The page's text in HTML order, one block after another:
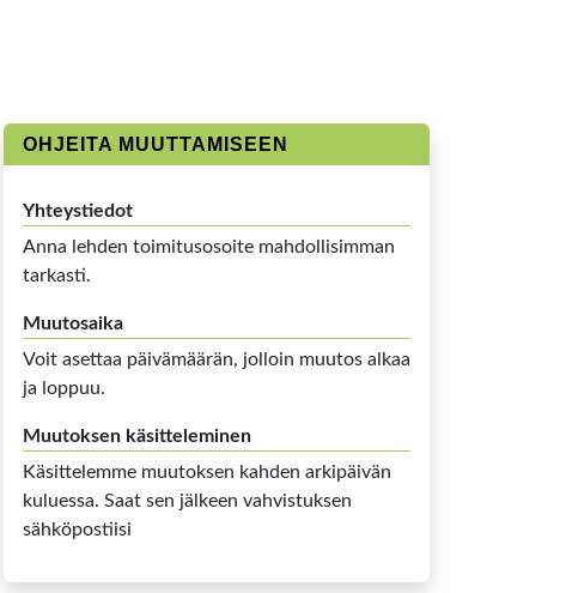
OHJEITA MUUTTAMISEEN
Yhteystiedot
Anna lehden toimitusosoite mahdollisimman
tarkasti.
Muutosaika
Voit asettaa päivämäärän, jolloin muutos alkaa
ja loppuu.
Muutoksen käsitteleminen
Käsittelemme muutoksen kahden arkipäivän
kuluessa. Saat sen jälkeen vahvistuksen
sähköpostiisi